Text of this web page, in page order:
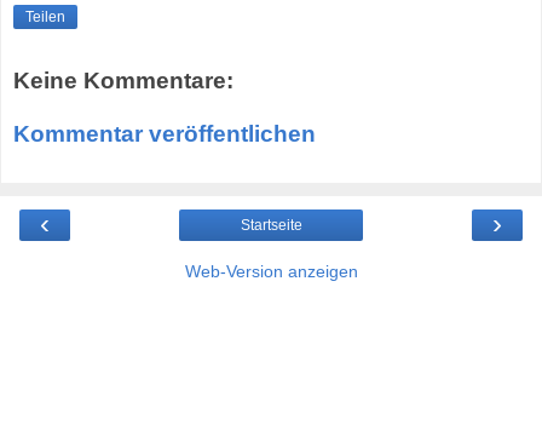
Teilen
Keine Kommentare:
Kommentar veröffentlichen
‹ ›
Startseite
Web-Version anzeigen